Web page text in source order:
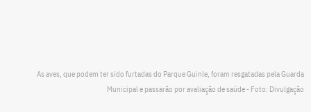
As aves, que podem ter sido furtadas do Parque Guinle, foram resgatadas pela Guarda
Municipal e passarão por avaliação de saúde - Foto: Divulgação